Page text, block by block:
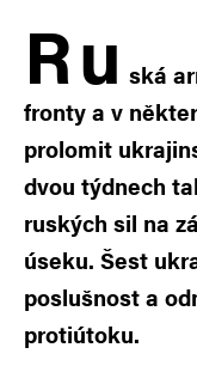
Ru ská
fronty a v
prolomit
dvou týdnech
ruských sil na
úseku. Šest
poslušnost a
protiútoku.